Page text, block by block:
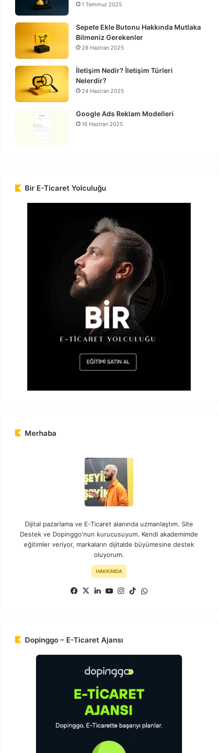
1 Temmuz 2025
Sepete Ekle Butonu Hakkında Mutlaka
Bilmeniz Gerekenler
28 Haziran 2025
İletişim Nedir? İletişim Türleri
Nelerdir?
24 Haziran 2025
Google Ads Reklam Modelleri
16 Haziran 2025
Bir E-Ticaret Yolculuğu
Merhaba
Dijital pazarlama ve E-Ticaret alanında uzmanlaştım. Site
Destek ve Dopinggo'nun kurucusuyum. Kendi akademimde
eğitimler veriyor, markaların dijitalde büyümesine destek
oluyorum.
HAKKIMDA
Facebook
X LinkedInYouTube
Instagram
TikTok
Dopinggo – E-Ticaret Ajansı